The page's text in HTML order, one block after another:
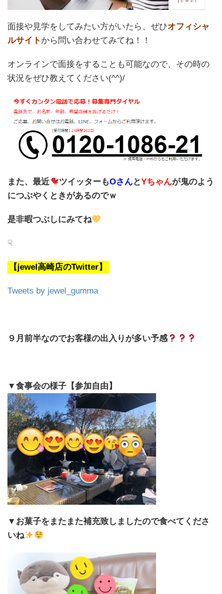
面接や見学をしてみたい方がいたら、ぜひオフィシャ
ルサイト から問い合わせてみてね！！
オンラインで面接をすることも可能なので、その時の
状況をぜひ教えてください(^^)/
また、最近 ツイッターもOさんとYちゃんが鬼のよう
につぶやくときがあるのでｗ
是非暇つぶしにみてね
☟
【jewel高崎店のTwitter】
Tweets by jewel_gumma
９月前半なのでお客様の出入りが多い予感
▼食事会の様子【参加自由】
▼お菓子をまたまた補充致しましたので食べてくださ
いね